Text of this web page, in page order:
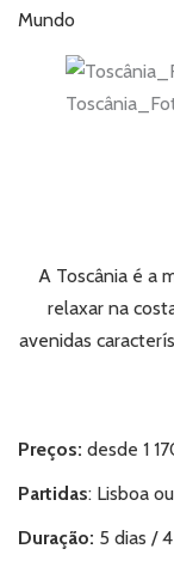
Mundo
A Toscânia é a
relaxar na
avenidas
Preços: desde 1
Partidas: Lisboa
Duração: 5 dias /